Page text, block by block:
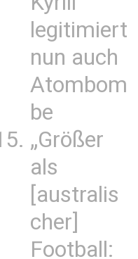
legitimiert
nun auch
Atombom
be
„Größer
als
[australis
cher]
Football: